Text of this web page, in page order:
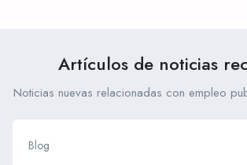
Artículos de noticias
Noticias nuevas relacionadas con empleo
Blog